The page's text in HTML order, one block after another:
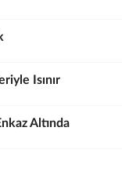
Isınır
Altında